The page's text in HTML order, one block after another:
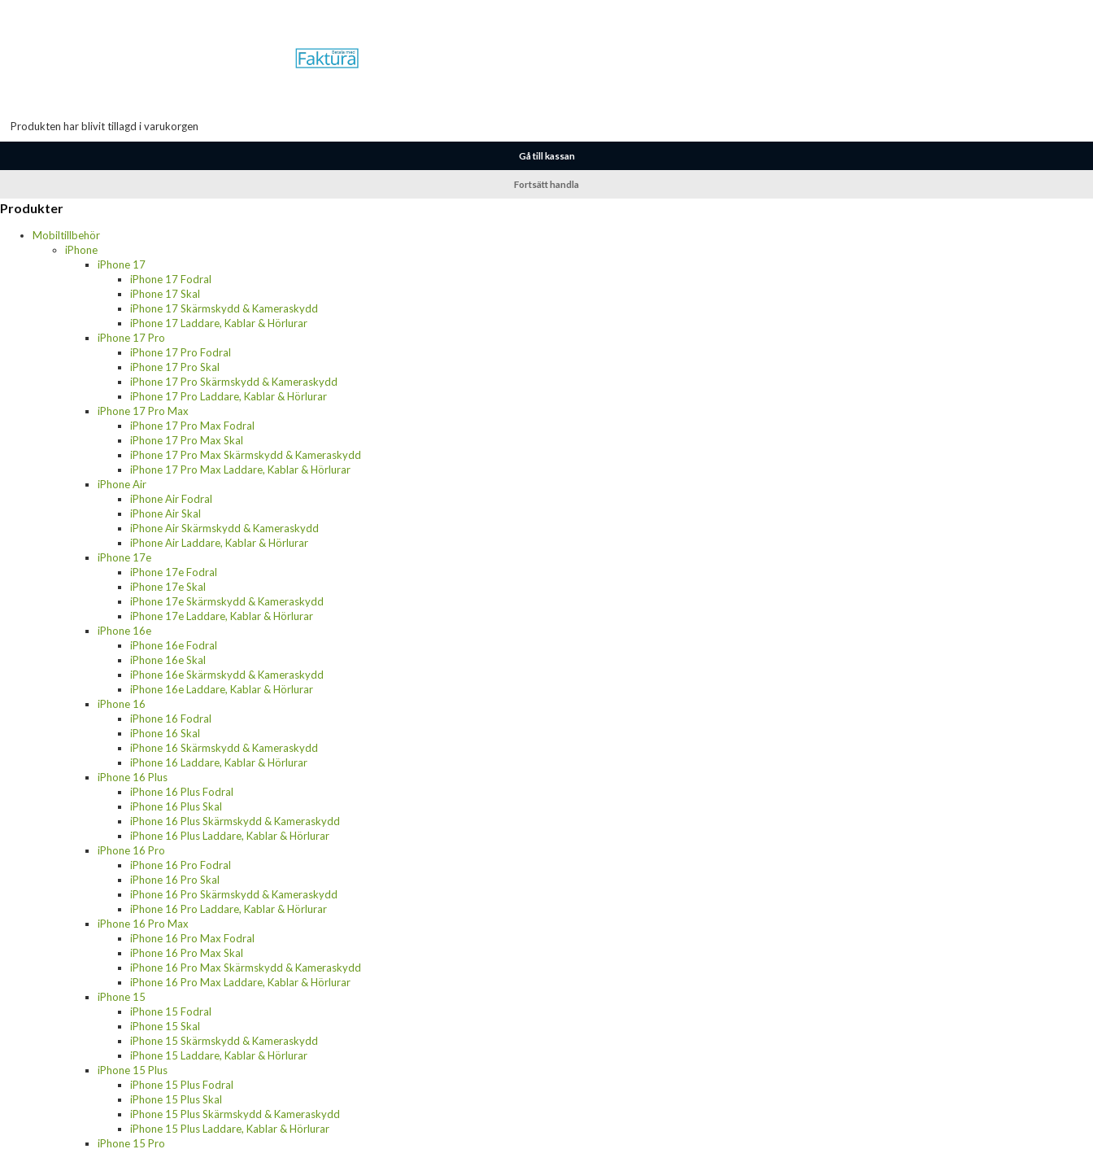
Produkten har blivit tillagd i varukorgen
Gå till kassan
Fortsätt handla
Produkter
Mobiltillbehör
iPhone
iPhone 17
iPhone 17 Fodral
iPhone 17 Skal
iPhone 17 Skärmskydd & Kameraskydd
iPhone 17 Laddare, Kablar & Hörlurar
iPhone 17 Pro
iPhone 17 Pro Fodral
iPhone 17 Pro Skal
iPhone 17 Pro Skärmskydd & Kameraskydd
iPhone 17 Pro Laddare, Kablar & Hörlurar
iPhone 17 Pro Max
iPhone 17 Pro Max Fodral
iPhone 17 Pro Max Skal
iPhone 17 Pro Max Skärmskydd & Kameraskydd
iPhone 17 Pro Max Laddare, Kablar & Hörlurar
iPhone Air
iPhone Air Fodral
iPhone Air Skal
iPhone Air Skärmskydd & Kameraskydd
iPhone Air Laddare, Kablar & Hörlurar
iPhone 17e
iPhone 17e Fodral
iPhone 17e Skal
iPhone 17e Skärmskydd & Kameraskydd
iPhone 17e Laddare, Kablar & Hörlurar
iPhone 16e
iPhone 16e Fodral
iPhone 16e Skal
iPhone 16e Skärmskydd & Kameraskydd
iPhone 16e Laddare, Kablar & Hörlurar
iPhone 16
iPhone 16 Fodral
iPhone 16 Skal
iPhone 16 Skärmskydd & Kameraskydd
iPhone 16 Laddare, Kablar & Hörlurar
iPhone 16 Plus
iPhone 16 Plus Fodral
iPhone 16 Plus Skal
iPhone 16 Plus Skärmskydd & Kameraskydd
iPhone 16 Plus Laddare, Kablar & Hörlurar
iPhone 16 Pro
iPhone 16 Pro Fodral
iPhone 16 Pro Skal
iPhone 16 Pro Skärmskydd & Kameraskydd
iPhone 16 Pro Laddare, Kablar & Hörlurar
iPhone 16 Pro Max
iPhone 16 Pro Max Fodral
iPhone 16 Pro Max Skal
iPhone 16 Pro Max Skärmskydd & Kameraskydd
iPhone 16 Pro Max Laddare, Kablar & Hörlurar
iPhone 15
iPhone 15 Fodral
iPhone 15 Skal
iPhone 15 Skärmskydd & Kameraskydd
iPhone 15 Laddare, Kablar & Hörlurar
iPhone 15 Plus
iPhone 15 Plus Fodral
iPhone 15 Plus Skal
iPhone 15 Plus Skärmskydd & Kameraskydd
iPhone 15 Plus Laddare, Kablar & Hörlurar
iPhone 15 Pro